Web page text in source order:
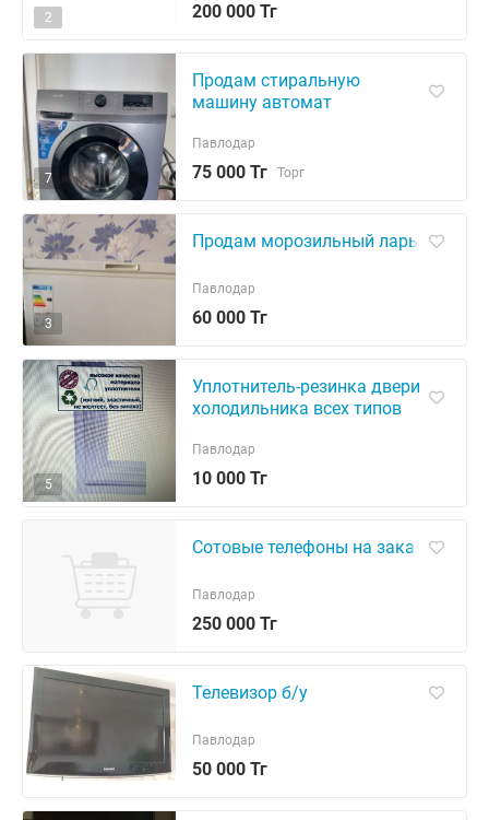
2 200 000 Тг
7
Продам стиральную
машину автомат
75 000 Тг Торг
Павлодар
3
Продам морозильный ларь
60 000 Тг
Павлодар
5
Уплотнитель-резинка двери
холодильника всех типов
10 000 Тг
Павлодар
Сотовые телефоны на зака
250 000 Тг
Павлодар
Телевизор б/у
50 000 Тг
Павлодар